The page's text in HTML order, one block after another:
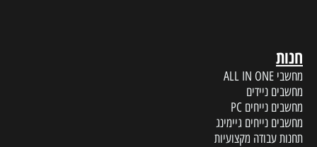
חנות
מחשבי ALL IN ONE
מחשבים ניידים
מחשבים נייחים PC
מחשבים נייחים גיימינג
תחנות עבודה מקצועיות